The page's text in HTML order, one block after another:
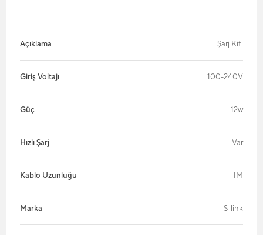
Açıklama Şarj Kiti
Giriş Voltajı 100-240V
Güç 12w
Hızlı Şarj Var
Kablo Uzunluğu 1M
Marka S-link